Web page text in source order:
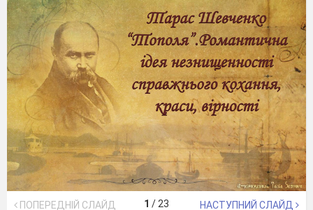
ПОПЕРЕДНІЙ СЛАЙД 1 / 23 НАСТУПНИЙ СЛАЙД